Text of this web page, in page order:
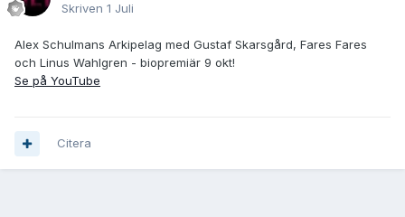
Skriven 1 Juli
Alex Schulmans Arkipelag med Gustaf Skarsgård, Fares Fares
och Linus Wahlgren - biopremiär 9 okt!
Se på YouTube
Citera